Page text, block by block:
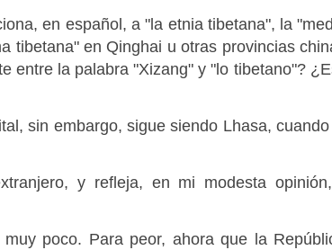
en español, a "la etnia tibetana", la
tibetana" en Qinghai u otras provincias
entre la palabra "Xizang" y "lo tibetano"?
sin embargo, sigue siendo Lhasa,
y refleja, en mi modesta
poco. Para peor, ahora que la